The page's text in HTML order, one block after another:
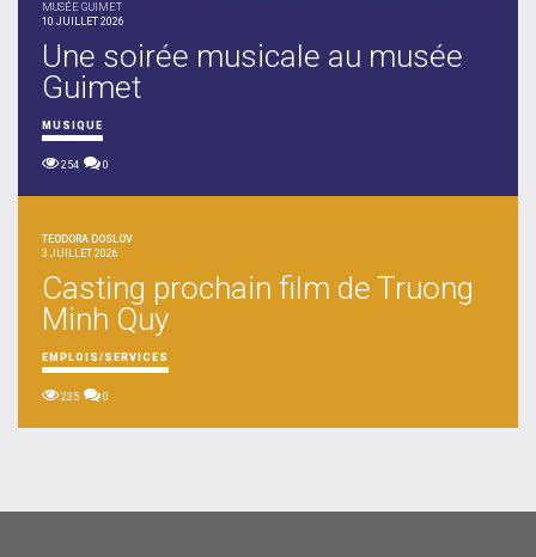
MUSÉE GUIMET
10 JUILLET 2026
Une soirée musicale au musée
Guimet
MUSIQUE
254 0
TEODORA DOSLOV
3 JUILLET 2026
Casting prochain film de Truong
Minh Quy
EMPLOIS/SERVICES
235 0